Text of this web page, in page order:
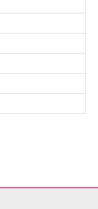
modeldir.
yalnızca kuru
kumaşı, yarım
bir arada
tadında bir
için uçları
Kemer isteğe
detayları ise
146